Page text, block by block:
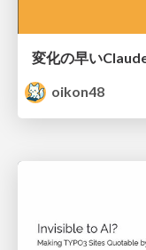
変化の早い
oikon48